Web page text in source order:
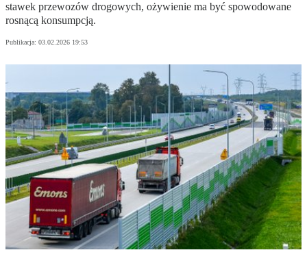
stawek przewozów drogowych, ożywienie ma być spowodowane
rosnącą konsumpcją.
Publikacja: 03.02.2026 19:53